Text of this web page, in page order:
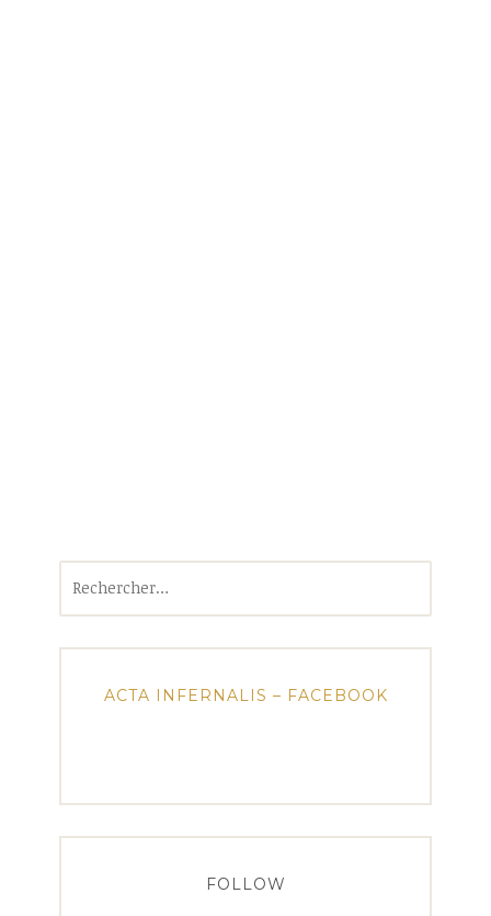
ACTA INFERNALIS – FACEBOOK
FOLLOW